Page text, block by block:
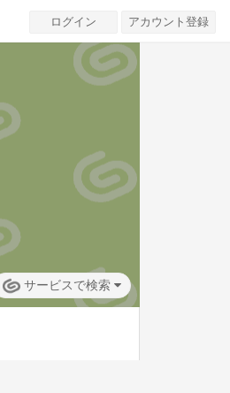
ログイン アカウント登録
サービスで検索